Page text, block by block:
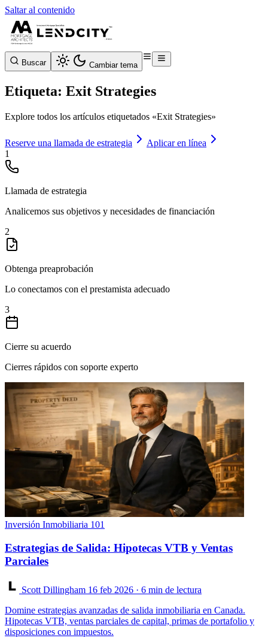
Saltar al contenido
Buscar Cambiar tema
Etiqueta: Exit Strategies
Explore todos los artículos etiquetados «Exit Strategies»
Reserve una llamada de estrategia
Aplicar en línea
1
Llamada de estrategia
Analicemos sus objetivos y necesidades de financiación
2
Obtenga preaprobación
Lo conectamos con el prestamista adecuado
3
Cierre su acuerdo
Cierres rápidos con soporte experto
Inversión Inmobiliaria 101
Estrategias de Salida: Hipotecas VTB y Ventas
Parciales
Scott Dillingham 16 feb 2026 · 6 min de lectura
Domine estrategias avanzadas de salida inmobiliaria en Canada.
Hipotecas VTB, ventas parciales de capital, primas de portafolio y
disposiciones con impuestos.